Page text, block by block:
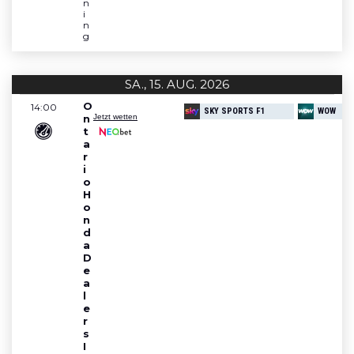
n
i
n
SA., 15. AUG. 2026
14:00
O
n
t
a
r
i
o
H
o
n
d
a
D
e
a
l
e
r
s
I
Jetzt wetten
SKY SPORTS F1 WOW
Heute keine Veranstaltungen.